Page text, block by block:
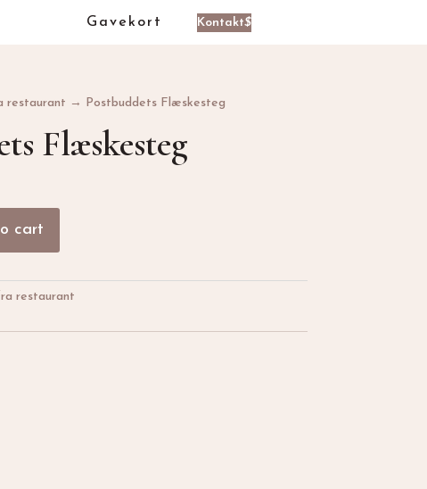
Gavekort Kontakt$
restaurant → Postbuddets Flæskesteg
Flæskesteg
cart
restaurant